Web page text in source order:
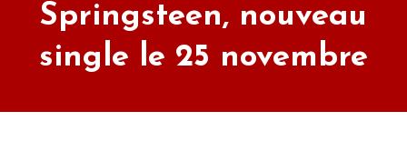
Springsteen, nouveau
single le 25 novembre